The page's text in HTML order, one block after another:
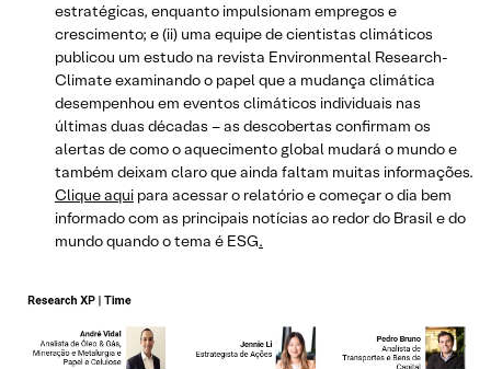
estratégicas, enquanto impulsionam empregos e
crescimento; e (ii) uma equipe de cientistas climáticos
publicou um estudo na revista Environmental Research-
Climate examinando o papel que a mudança climática
desempenhou em eventos climáticos individuais nas
últimas duas décadas – as descobertas confirmam os
alertas de como o aquecimento global mudará o mundo e
também deixam claro que ainda faltam muitas informações.
Clique aqui para acessar o relatório e começar o dia bem
informado com as principais notícias ao redor do Brasil e do
mundo quando o tema é ESG.